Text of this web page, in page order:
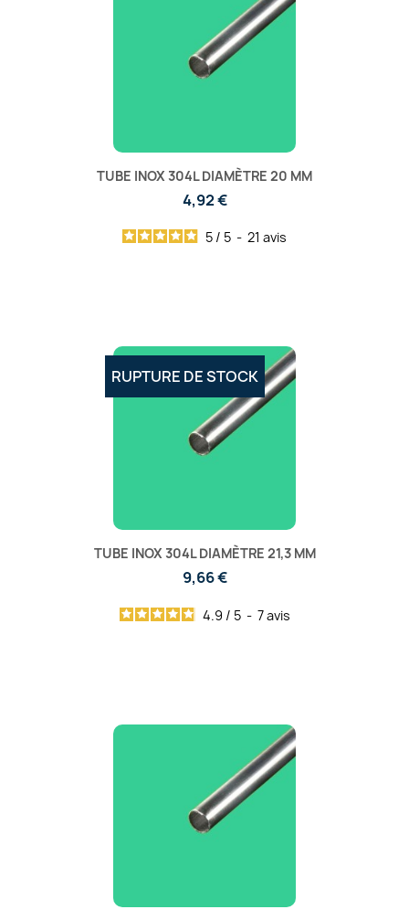
TUBE INOX 304L DIAMÈTRE 20 MM
4,92 €
5 / 5 - 21 avis
TUBE INOX 304L DIAMÈTRE 21,3 MM
9,66 €
4.9 / 5 - 7avis
RUPTURE DE STOCK